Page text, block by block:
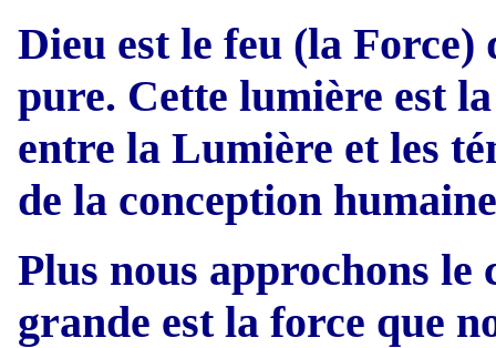
Dieu est le feu (la
pure. Cette lumière est
entre la Lumière et les
de la conception
Plus nous approchons
grande est la force que